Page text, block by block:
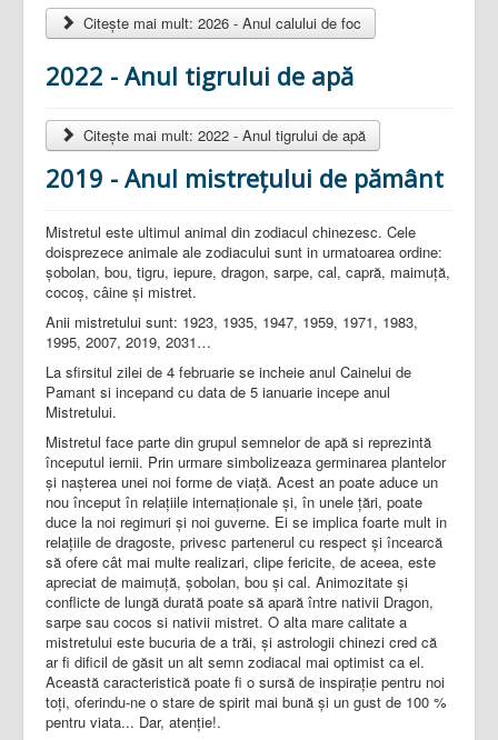
Sunteți aici: Acasă
Zodiacul Chinezesc
Zodiacul pe ani
Citește mai mult: 2026 - Anul calului de foc
2022 - Anul tigrului de apă
Citește mai mult: 2022 - Anul tigrului de apă
2019 - Anul mistrețului de pământ
Mistretul este ultimul animal din zodiacul chinezesc. Cele
doisprezece animale ale zodiacului sunt in urmatoarea ordine:
şobolan, bou, tigru, iepure, dragon, sarpe, cal, capră, maimuţă,
cocoş, câine şi mistret.
Anii mistretului sunt: 1923, 1935, 1947, 1959, 1971, 1983,
1995, 2007, 2019, 2031…
La sfirsitul zilei de 4 februarie se incheie anul Cainelui de
Pamant si incepand cu data de 5 ianuarie incepe anul
Mistretului.
Mistretul face parte din grupul semnelor de apă si reprezintă
începutul iernii. Prin urmare simbolizeaza germinarea plantelor
şi naşterea unei noi forme de viaţă. Acest an poate aduce un
nou început în relaţiile internaţionale şi, în unele ţări, poate
duce la noi regimuri şi noi guverne. Ei se implica foarte mult in
relaţiile de dragoste, privesc partenerul cu respect şi încearcă
să ofere cât mai multe realizari, clipe fericite, de aceea, este
apreciat de maimuţă, şobolan, bou şi cal. Animozitate şi
conflicte de lungă durată poate să apară între nativii Dragon,
sarpe sau cocos si nativii mistret. O alta mare calitate a
mistretului este bucuria de a trăi, şi astrologii chinezi cred că
ar fi dificil de găsit un alt semn zodiacal mai optimist ca el.
Această caracteristică poate fi o sursă de inspiraţie pentru noi
toţi, oferindu-ne o stare de spirit mai bună şi un gust de 100 %
pentru viata... Dar, atenţie!.